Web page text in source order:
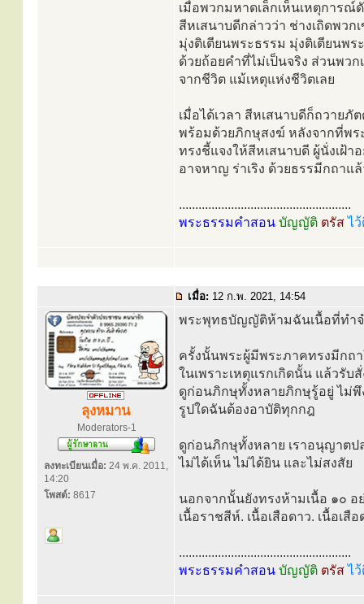
เมื่อพวกมหาดเล็กเห็นเหตุการ
สีหเสนาบดีกล่าวว่า ช่างเถิดพวก
มุ่งติเตียนพระธรรม มุ่งติเตียนพ
ด้วยถ้อยคำที่ไม่เป็นจริง ส่วนพวก
จากชีวิต แม้เหตุแห่งชีวิตเลย
เมื่อได้เวลา สีหเสนาบดีก็ถวายภั
พร้อมด้วยภิกษุสงฆ์ หลังจากที่พร
ทรงชี้แจงให้สีหเสนาบดี ผู้นั่งเฝ้
อาจหาญ ร่าเริง ด้วยธรรมีกถาแ
.....................................................
พระธรรมคำสอน บัญญัติ ตรัสไ
เมื่อ: 12 ก.พ. 2021, 14:54
ลุงหมาน
Moderators-1
ลงทะเบียนเมื่อ: 24 พ.ค. 2011,
14:20
โพสต์: 8617
พระพุทธบัญญัติห้ามฉันเนื้อที่ทำจ
ครั้งนั้นพระผู้มีพระภาคทรงมีกถา
ในเพราะเหตุแรกเกิดนั้น แล้วรับ
ดูก่อนภิกษุทั้งหลายภิกษุรู้อยู่ ไม่พึ
รูปใดฉันต้องอาบัติทุกกฎ
ดูก่อนภิกษุทั้งหลาย เราอนุญาต
ไม่ได้เห็น ไม่ได้ยิน และไม่สงสัย
นอกจากนั้นยังทรงห้ามเนื้อ ๑๐ อ
เนื้อราชสีห์. เนื้อเสือดาว. เนื้อเสื
.....................................................
พระธรรมคำสอน บัญญัติ ตรัสไ